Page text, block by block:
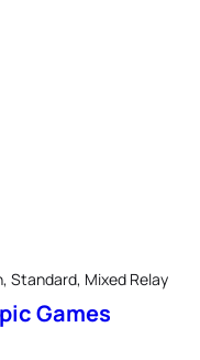
Standard, Mixed Relay
Games